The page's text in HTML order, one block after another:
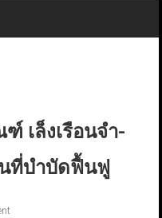
เล็งเรือนจำ-
ที่บำบัดฟื้นฟู